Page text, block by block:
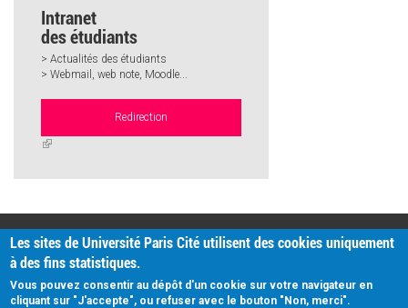
Intranet
des étudiants
> Actualités des étudiants
> Webmail, web note, Moodle...
Redirection
(link
PRATIQUE
Plan d'accès
Intranet
Mentions légales
Données personnelles
Les sites de Université Paris Cité utilisent des cookies uniquement
à des fins statistiques.
Vous pouvez consentir au dépôt d'un cookie sur votre navigateur en
cliquant sur "J'accepte", ou refuser avec le bouton "Non, merci".